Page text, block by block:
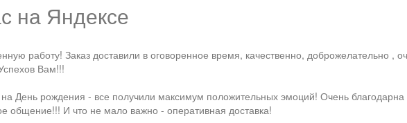
на Яндексе
работу! Заказ доставили в оговоренное время, качественно, доброжелательно ,
Вам!!!
День рождения - все получили максимум положительных эмоций! Очень
общение!!! И что не мало важно - оперативная доставка!